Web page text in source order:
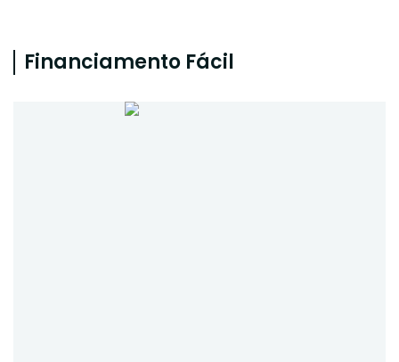
Financiamento Fácil